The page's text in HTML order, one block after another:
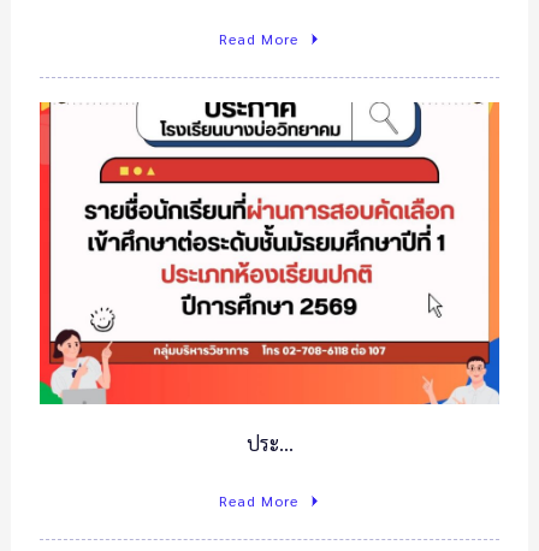
Read More
ประ…
Read More